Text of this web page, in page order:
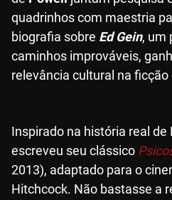
quadrinhos com maestria
biografia sobre Ed Gein, um
caminhos improváveis,
relevância cultural na ficção
Inspirado na história real de
escreveu seu clássico
2013), adaptado para o
Hitchcock. Não bastasse a